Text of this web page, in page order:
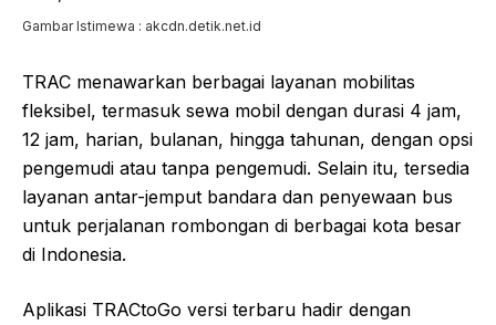
Gambar Istimewa : akcdn.detik.net.id
TRAC menawarkan berbagai layanan mobilitas
fleksibel, termasuk sewa mobil dengan durasi 4 jam,
12 jam, harian, bulanan, hingga tahunan, dengan opsi
pengemudi atau tanpa pengemudi. Selain itu, tersedia
layanan antar-jemput bandara dan penyewaan bus
untuk perjalanan rombongan di berbagai kota besar
di Indonesia.
Aplikasi TRACtoGo versi terbaru hadir dengan